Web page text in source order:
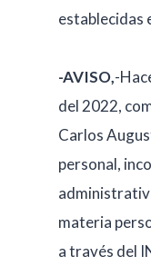
establecidas
-AVISO,-
del 2022,
Carlos
personal,
materia
a través del